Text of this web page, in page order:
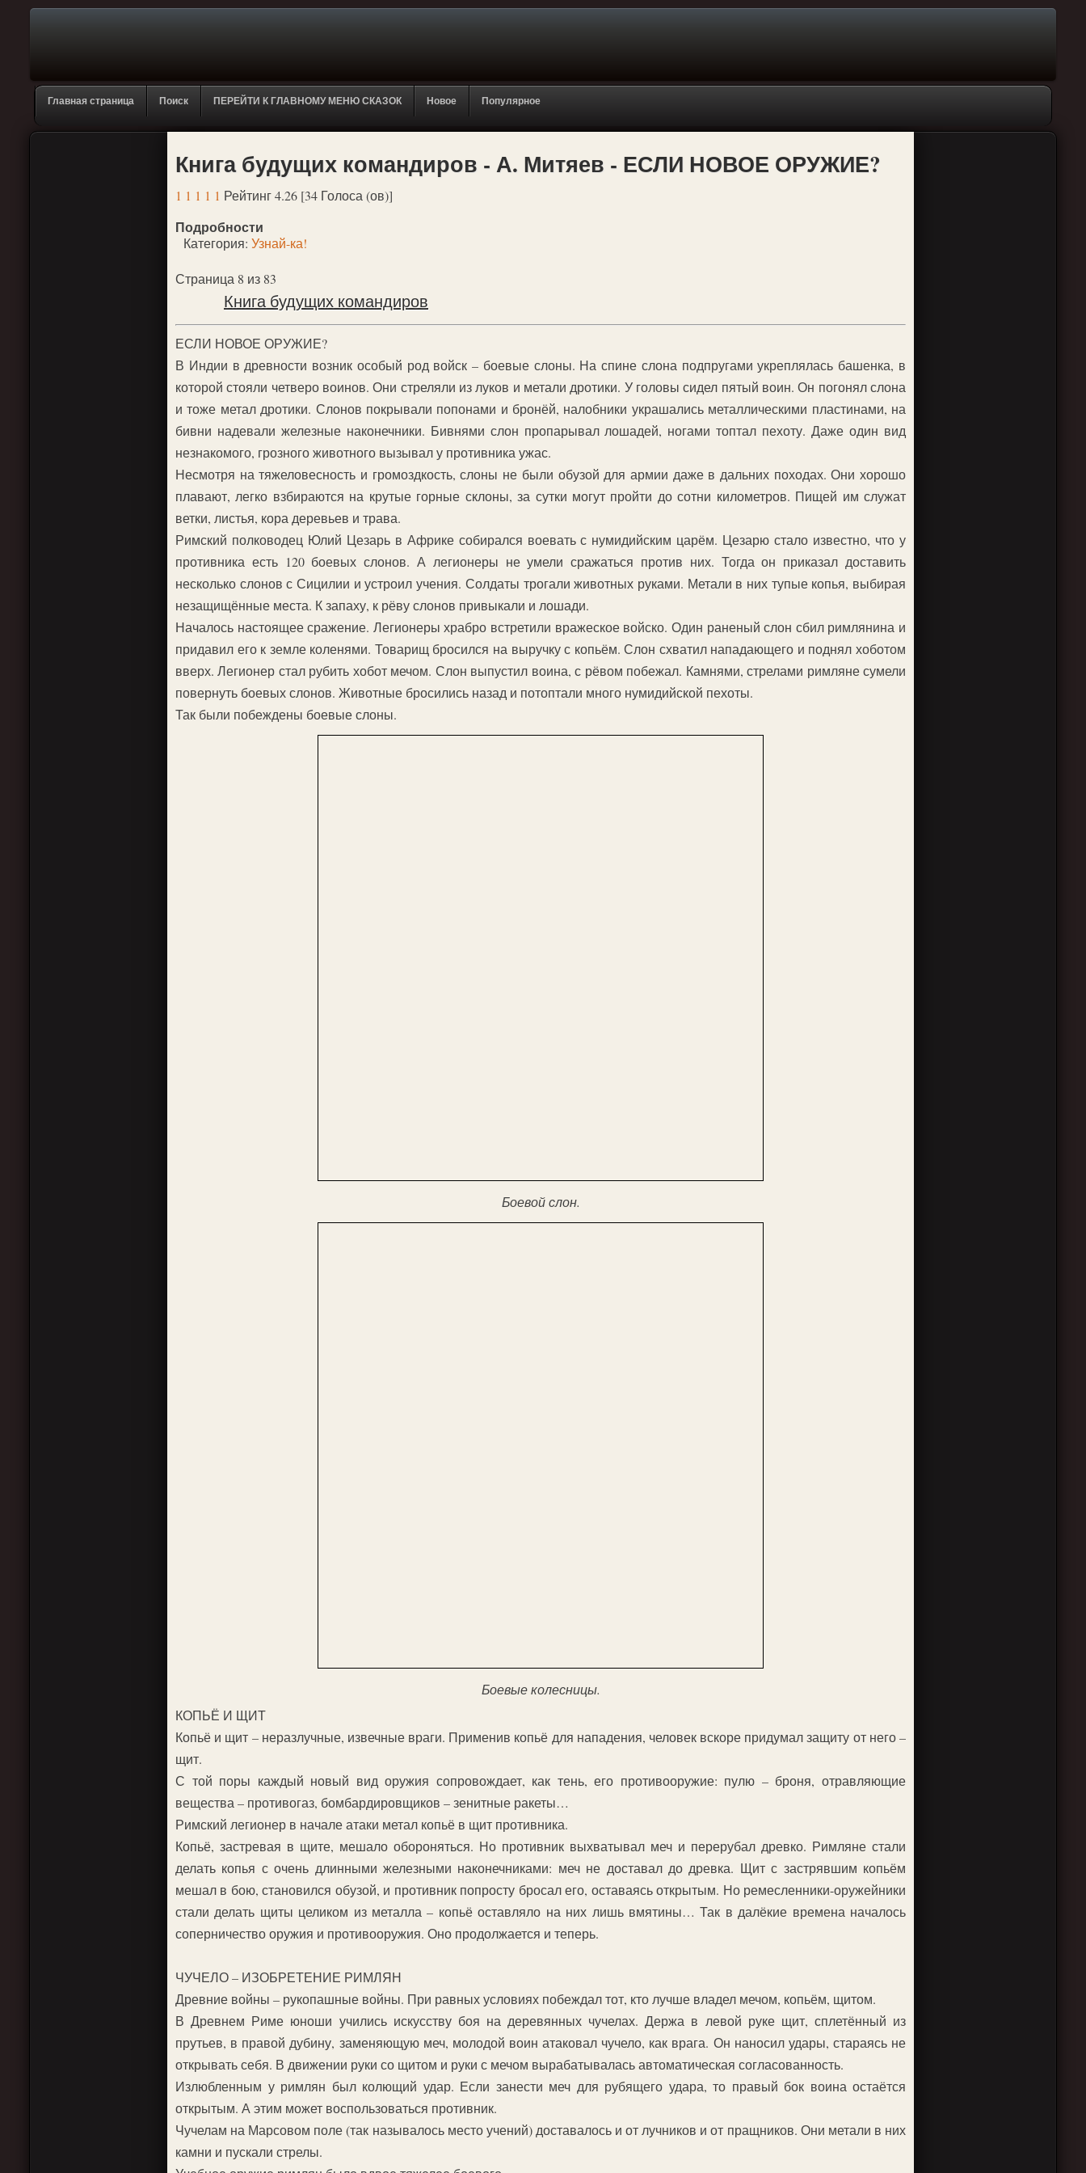
Главная страница Поиск ПЕРЕЙТИ К ГЛАВНОМУ МЕНЮ СКАЗОК Новое Популярное
Книга будущих командиров - А. Митяев - ЕСЛИ НОВОЕ ОРУЖИЕ?
1 1 1 1 1 Рейтинг 4.26 [34 Голоса (ов)]
Подробности
Категория: Узнай-ка!
Страница 8 из 83
Книга будущих командиров
ЕСЛИ НОВОЕ ОРУЖИЕ?
В Индии в древности возник особый род войск – боевые слоны. На спине слона подпругами укреплялась башенка, в
которой стояли четверо воинов. Они стреляли из луков и метали дротики. У головы сидел пятый воин. Он погонял слона
и тоже метал дротики. Слонов покрывали попонами и бронёй, налобники украшались металлическими пластинами, на
бивни надевали железные наконечники. Бивнями слон пропарывал лошадей, ногами топтал пехоту. Даже один вид
незнакомого, грозного животного вызывал у противника ужас.
Несмотря на тяжеловесность и громоздкость, слоны не были обузой для армии даже в дальних походах. Они хорошо
плавают, легко взбираются на крутые горные склоны, за сутки могут пройти до сотни километров. Пищей им служат
ветки, листья, кора деревьев и трава.
Римский полководец Юлий Цезарь в Африке собирался воевать с нумидийским царём. Цезарю стало известно, что у
противника есть 120 боевых слонов. А легионеры не умели сражаться против них. Тогда он приказал доставить
несколько слонов с Сицилии и устроил учения. Солдаты трогали животных руками. Метали в них тупые копья, выбирая
незащищённые места. К запаху, к рёву слонов привыкали и лошади.
Началось настоящее сражение. Легионеры храбро встретили вражеское войско. Один раненый слон сбил римлянина и
придавил его к земле коленями. Товарищ бросился на выручку с копьём. Слон схватил нападающего и поднял хоботом
вверх. Легионер стал рубить хобот мечом. Слон выпустил воина, с рёвом побежал. Камнями, стрелами римляне сумели
повернуть боевых слонов. Животные бросились назад и потоптали много нумидийской пехоты.
Так были побеждены боевые слоны.
Боевой слон.
Боевые колесницы.
КОПЬЁ И ЩИТ
Копьё и щит – неразлучные, извечные враги. Применив копьё для нападения, человек вскоре придумал защиту от него –
щит.
С той поры каждый новый вид оружия сопровождает, как тень, его противооружие: пулю – броня, отравляющие
вещества – противогаз, бомбардировщиков – зенитные ракеты…
Римский легионер в начале атаки метал копьё в щит противника.
Копьё, застревая в щите, мешало обороняться. Но противник выхватывал меч и перерубал древко. Римляне стали
делать копья с очень длинными железными наконечниками: меч не доставал до древка. Щит с застрявшим копьём
мешал в бою, становился обузой, и противник попросту бросал его, оставаясь открытым. Но ремесленники-оружейники
стали делать щиты целиком из металла – копьё оставляло на них лишь вмятины… Так в далёкие времена началось
соперничество оружия и противооружия. Оно продолжается и теперь.
ЧУЧЕЛО – ИЗОБРЕТЕНИЕ РИМЛЯН
Древние войны – рукопашные войны. При равных условиях побеждал тот, кто лучше владел мечом, копьём, щитом.
В Древнем Риме юноши учились искусству боя на деревянных чучелах. Держа в левой руке щит, сплетённый из
прутьев, в правой дубину, заменяющую меч, молодой воин атаковал чучело, как врага. Он наносил удары, стараясь не
открывать себя. В движении руки со щитом и руки с мечом вырабатывалась автоматическая согласованность.
Излюбленным у римлян был колющий удар. Если занести меч для рубящего удара, то правый бок воина остаётся
открытым. А этим может воспользоваться противник.
Чучелам на Марсовом поле (так называлось место учений) доставалось и от лучников и от пращников. Они метали в них
камни и пускали стрелы.